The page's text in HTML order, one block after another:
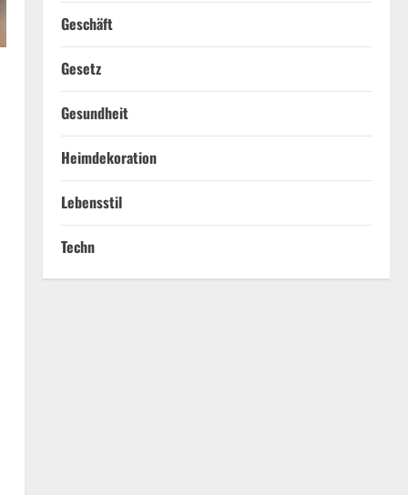
Geschäft
Gesetz
Gesundheit
Heimdekoration
Lebensstil
Techn